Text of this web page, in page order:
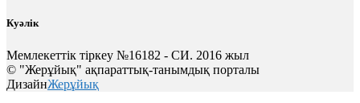
Куәлік
Мемлекеттік тіркеу №16182 - СИ. 2016 жыл
© "Жерұйық" ақпараттық-танымдық порталы
ДизайнЖерұйық